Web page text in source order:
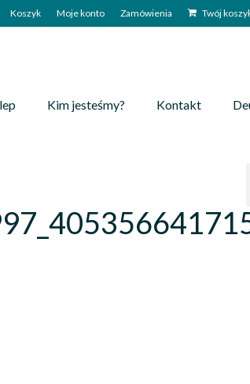
Koszyk Moje konto Zamówienia Twój
Kim jesteśmy? Kontakt